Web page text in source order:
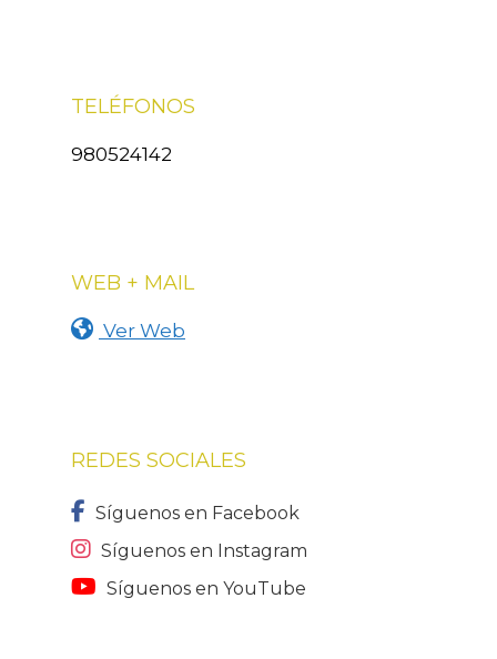
TELÉFONOS
980524142
WEB + MAIL
Ver Web
REDES SOCIALES
Síguenos en Facebook
Síguenos en Instagram
Síguenos en YouTube